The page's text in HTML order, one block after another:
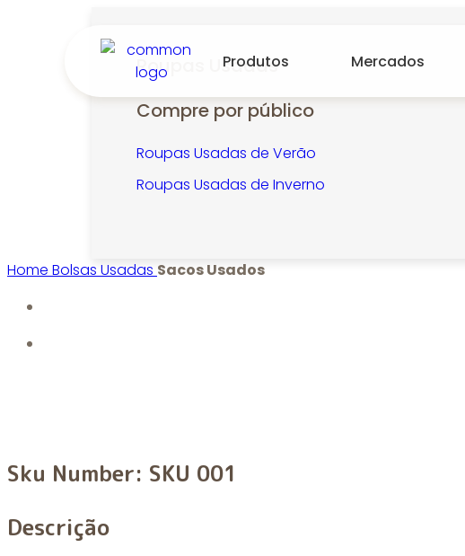
Produtos Mercados
Roupas Usadas
Compre por público
Roupas Usadas de Verão
Roupas Usadas de Inverno
Home Bolsas Usadas Sacos Usados
Sku Number: SKU 001
Descrição